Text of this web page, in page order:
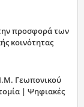
προσφορά των
κοινότητας
Γεωπονικού
| Ψηφιακές